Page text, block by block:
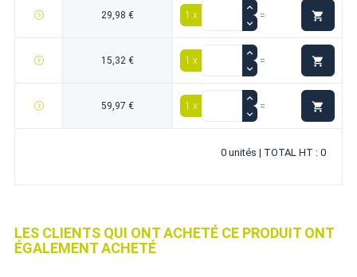
29,98 € 1 x = 
15,32 € 1 x = 
59,97 € 1 x = 
0 unités | TOTAL HT : 0
LES CLIENTS QUI ONT ACHETÉ CE PRODUIT ONT
ÉGALEMENT ACHETÉ